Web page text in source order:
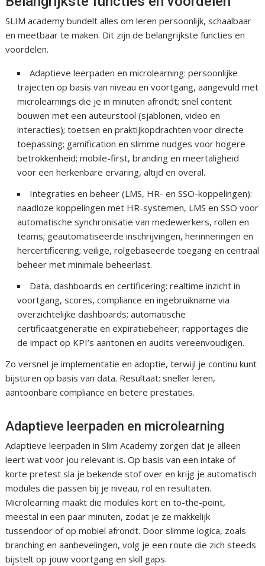
SLIM academy bundelt alles om leren persoonlijk, schaalbaar
en meetbaar te maken. Dit zijn de belangrijkste functies en
voordelen.
Adaptieve leerpaden en microlearning: persoonlijke
trajecten op basis van niveau en voortgang, aangevuld met
microlearnings die je in minuten afrondt; snel content
bouwen met een auteurstool (sjablonen, video en
interacties); toetsen en praktijkopdrachten voor directe
toepassing; gamification en slimme nudges voor hogere
betrokkenheid; mobile-first, branding en meertaligheid
voor een herkenbare ervaring, altijd en overal.
Integraties en beheer (LMS, HR- en SSO-koppelingen):
naadloze koppelingen met HR-systemen, LMS en SSO voor
automatische synchronisatie van medewerkers, rollen en
teams; geautomatiseerde inschrijvingen, herinneringen en
hercertificering; veilige, rolgebaseerde toegang en centraal
beheer met minimale beheerlast.
Data, dashboards en certificering: realtime inzicht in
voortgang, scores, compliance en ingebruikname via
overzichtelijke dashboards; automatische
certificaatgeneratie en expiratiebeheer; rapportages die
de impact op KPI’s aantonen en audits vereenvoudigen.
Zo versnel je implementatie en adoptie, terwijl je continu kunt
bijsturen op basis van data. Resultaat: sneller leren,
aantoonbare compliance en betere prestaties.
Adaptieve leerpaden en microlearning
Adaptieve leerpaden in Slim Academy zorgen dat je alleen
leert wat voor jou relevant is. Op basis van een intake of
korte pretest sla je bekende stof over en krijg je automatisch
modules die passen bij je niveau, rol en resultaten.
Microlearning maakt die modules kort en to-the-point,
meestal in een paar minuten, zodat je ze makkelijk
tussendoor of op mobiel afrondt. Door slimme logica, zoals
branching en aanbevelingen, volg je een route die zich steeds
bijstelt op jouw voortgang en skill gaps.